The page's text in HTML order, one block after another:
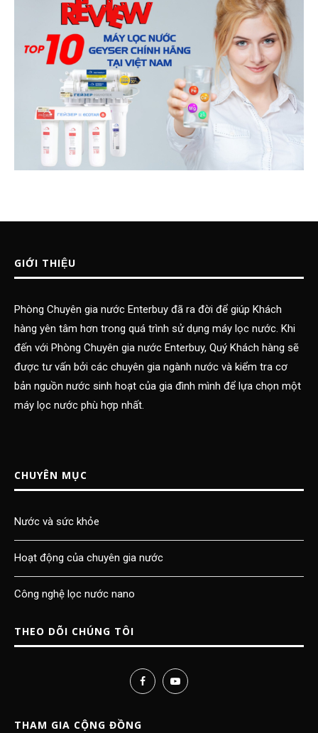
GIỚI THIỆU
Phòng Chuyên gia nước Enterbuy đã ra đời để giúp Khách
hàng yên tâm hơn trong quá trình sử dụng máy lọc nước. Khi
đến với Phòng Chuyên gia nước Enterbuy, Quý Khách hàng sẽ
được tư vấn bởi các chuyên gia ngành nước và kiểm tra cơ
bản nguồn nước sinh hoạt của gia đình mình để lựa chọn một
máy lọc nước phù hợp nhất.
CHUYÊN MỤC
Nước và sức khỏe
Hoạt động của chuyên gia nước
Công nghệ lọc nước nano
THEO DÕI CHÚNG TÔI
THAM GIA CỘNG ĐỒNG